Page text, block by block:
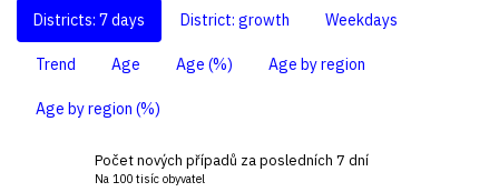
Districts: 7 days District: growth Weekdays
Trend Age Age (%) Age by region
Age by region (%)
Na 100 tisíc obyvatel
Počet nových případů za posledních 7 dní